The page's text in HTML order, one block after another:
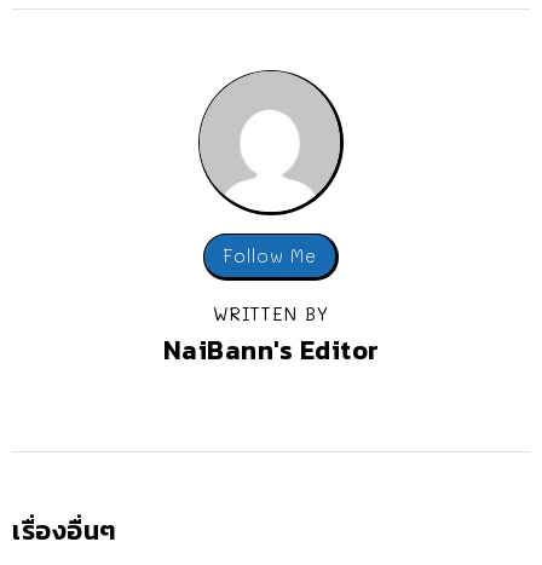
Follow Me
WRITTEN BY
NaiBann's Editor
เรื่องอื่นๆ